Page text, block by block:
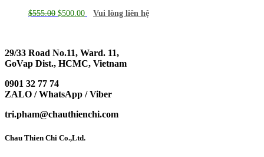
$555.00 $500.00 Vui lòng liên hệ
29/33 Road No.11, Ward. 11,
GoVap Dist., HCMC, Vietnam
0901 32 77 74
ZALO / WhatsApp / Viber
tri.pham@chauthienchi.com
Chau Thien Chi Co.,Ltd.